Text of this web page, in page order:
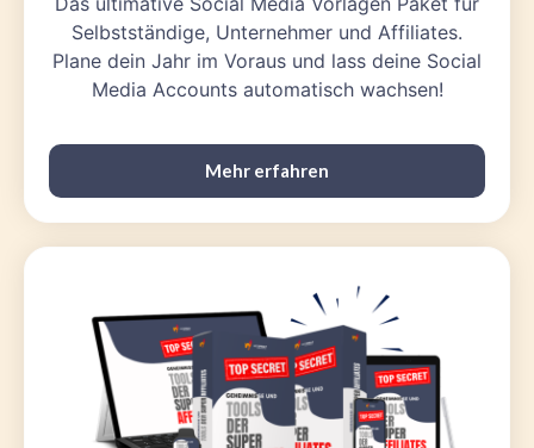
Selbstständige, Unternehmer und Affiliates.
Plane dein Jahr im Voraus und lass deine Social
Media Accounts automatisch wachsen!
Mehr erfahren